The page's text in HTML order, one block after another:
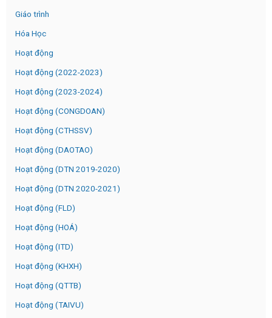
Giáo trình
Hóa Học
Hoạt động
Hoạt động (2022-2023)
Hoạt động (2023-2024)
Hoạt động (CONGDOAN)
Hoạt động (CTHSSV)
Hoạt động (DAOTAO)
Hoạt động (DTN 2019-2020)
Hoạt động (DTN 2020-2021)
Hoạt động (FLD)
Hoạt động (HOÁ)
Hoạt động (ITD)
Hoạt động (KHXH)
Hoạt động (QTTB)
Hoạt động (TAIVU)